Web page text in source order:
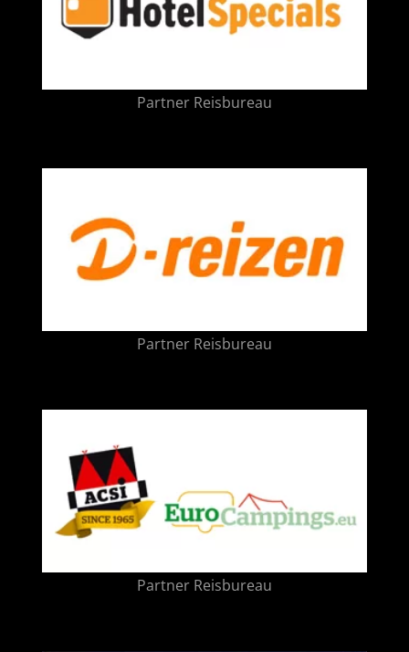
Partner Reisbureau
Partner Reisbureau
Partner Reisbureau